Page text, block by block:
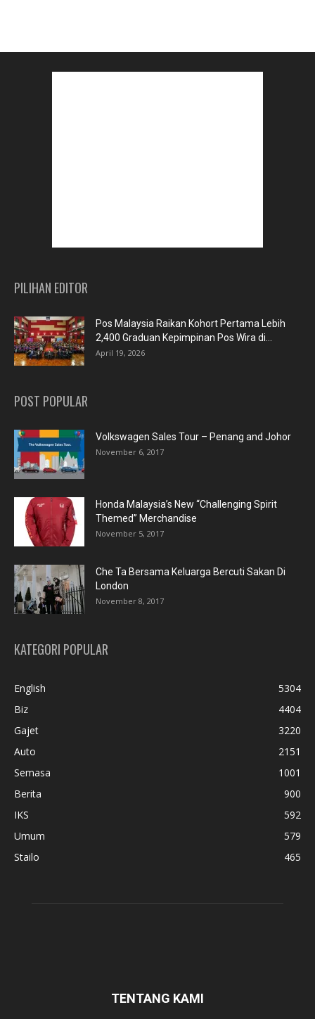
PILIHAN EDITOR
Pos Malaysia Raikan Kohort Pertama Lebih
2,400 Graduan Kepimpinan Pos Wira di...
April 19, 2026
POST POPULAR
Volkswagen Sales Tour – Penang and Johor
November 6, 2017
Honda Malaysia’s New “Challenging Spirit
Themed” Merchandise
November 5, 2017
Che Ta Bersama Keluarga Bercuti Sakan Di
London
November 8, 2017
KATEGORI POPULAR
English
5304
Biz
4404
Gajet
3220
Auto
2151
Semasa
1001
Berita
900
IKS
592
Umum
579
Stailo
465
TENTANG KAMI